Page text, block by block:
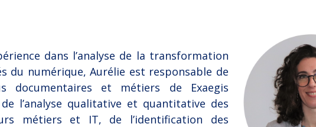
dans l’analyse de la transformation
du numérique, Aurélie est responsable de
documentaires et métiers de Exaegis
l’analyse qualitative et quantitative des
métiers et IT, de l’identification des